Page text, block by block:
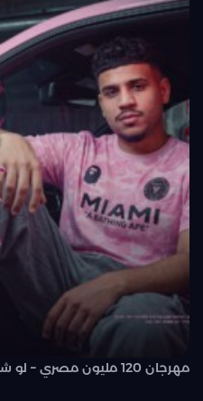
مهرجان 120 مليون مصري – لو شايف اتنين في الصوره..